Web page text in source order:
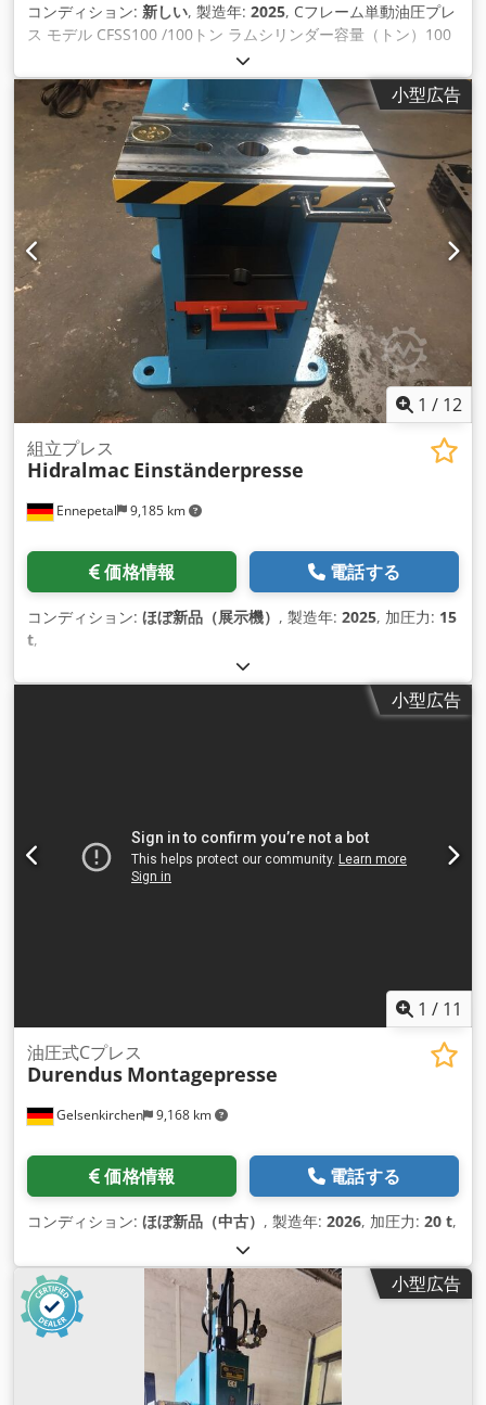
コンディション: 新しい, 製造年: 2025, Cフレーム単動油圧プレ
ス モデル CFSS100 /100トン ラムシリンダー容量（トン）100
トン/250バール 分。作動圧力（バール）30バール マックス。
作動圧力（バール）250バール メインシリンダー径Ø220mm *
1個 補助シリンダー径 Ø 50*35 mm * 2個 テーブルサイズ
（mm）800x500 mm ストローク（mm）400mm 日光
（mm）500 mm 送り速度（mm/秒）110 mm/秒 戻り速度
（mm/秒）160 mm/秒 動作速度（mm/秒）10 mm/秒 エンジ
ン（kW）11kW ポンプ（リットル）26リットル/19CC Dodpfx
Acjwbtiholekr 外形寸法（長さx幅x高さ）1900 x 1700 x 2930
mm 重量（kg）5,500 kg
小型広告
1 / 12
Ennepetal 9,185 km
組立プレス
Hidralmac Einständerpresse
価格情報 電話する
コンディション: ほぼ新品（展示機） , 製造年: 2025, 加圧力: 15
t,
小型広告
1 / 11
Gelsenkirchen 9,168 km
油圧式Cプレス
Durendus Montagepresse
価格情報 電話する
コンディション: ほぼ新品（中古） , 製造年: 2026, 加圧力: 20 t,
小型広告